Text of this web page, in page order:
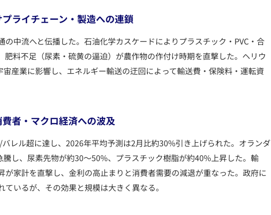
ライチェーン・製造への連鎖
の中流へと伝播した。石油化学カスケードによりプラスチック・PVC・合
肥料不足（尿素・硫黄の逼迫）が農作物の作付け時期を直撃した。ヘリウ
産業に影響し、エネルギー輸送の迂回によって輸送費・保険料・運転資
者・マクロ経済への波及
レル超に達し、2026年平均予測は2月比約30%引き上げられた。オランダ
し、尿素先物が約30〜50%、プラスチック樹脂が約40%上昇した。輸
が家計を直撃し、金利の高止まりと消費者需要の減退が重なった。政府に
いるが、その効果と規模は大きく異なる。